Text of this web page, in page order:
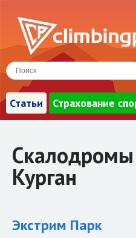
Статьи Страхование
Скалодромы
Курган
Экстрим Парк